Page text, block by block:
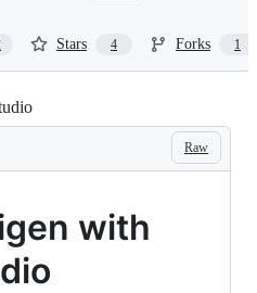
Stars 4 Forks 1
Raw
with